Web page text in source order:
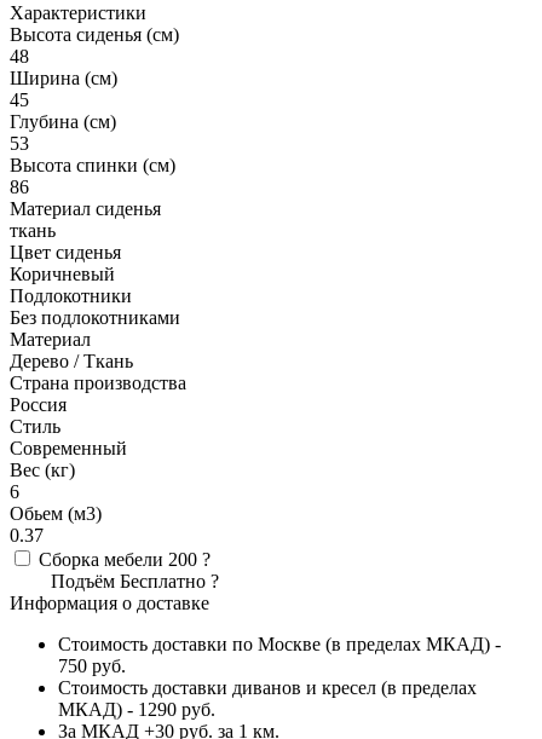
Характеристики
Высота сиденья (см)
48
Ширина (см)
45
Глубина (см)
53
Высота спинки (см)
86
Материал сиденья
ткань
Цвет сиденья
Коричневый
Подлокотники
Без подлокотниками
Материал
Дерево / Ткань
Страна производства
Россия
Стиль
Современный
Вес (кг)
6
Обьем (м3)
0.37
Сборка мебели 200 ?
Подъём Бесплатно ?
Информация о доставке
Стоимость доставки по Москве (в пределах МКАД) -
750 руб.
Стоимость доставки диванов и кресел (в пределах
МКАД) - 1290 руб.
За МКАД +30 руб. за 1 км.